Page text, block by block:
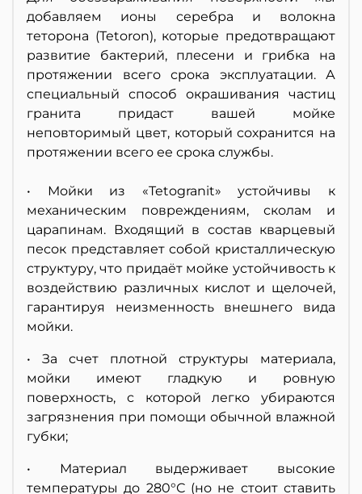
добавляем ионы серебра и волокна
теторона (Tetoron), которые предотвращают
развитие бактерий, плесени и грибка на
протяжении всего срока эксплуатации. А
специальный способ окрашивания частиц
гранита придаст вашей мойке
неповторимый цвет, который сохранится на
протяжении всего ее срока службы.
• Мойки из «Tetogranit» устойчивы к
механическим повреждениям, сколам и
царапинам. Входящий в состав кварцевый
песок представляет собой кристаллическую
структуру, что придаёт мойке устойчивость к
воздействию различных кислот и щелочей,
гарантируя неизменность внешнего вида
мойки.
• За счет плотной структуры материала,
мойки имеют гладкую и ровную
поверхность, с которой легко убираются
загрязнения при помощи обычной влажной
губки;
• Материал выдерживает высокие
температуры до 280°С (но не стоит ставить